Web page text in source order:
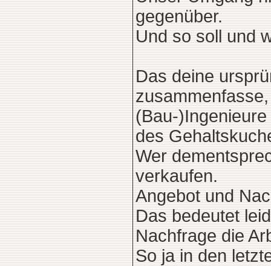
gegenüber.
Und so soll und
Das deine
(Bau-
des
Wer
verkaufen.
Angebot und
Das bedeutet
Nachfrage die
So ja in den